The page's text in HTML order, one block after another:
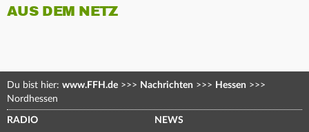
AUS DEM NETZ
Du bist hier: www.FFH.de >>> Nachrichten >>> Hessen >>>
Nordhessen
RADIO NEWS